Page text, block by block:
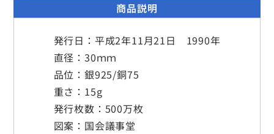
商品説明
発行日：平成2年11月21日 1990年
直径：30ｍｍ
品位：銀925/銅75
重さ：15g
発行枚数：500万枚
図案：国会議事堂